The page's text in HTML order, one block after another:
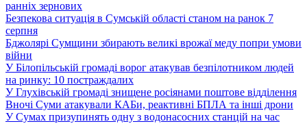
ранніх зернових
Безпекова ситуація в Сумській області станом на ранок 7
серпня
Бджолярі Сумщини збирають великі врожаї меду попри умови
війни
У Білопільській громаді ворог атакував безпілотником людей
на ринку: 10 постраждалих
У Глухівській громаді знищене росіянами поштове відділення
Вночі Суми атакували КАБи, реактивні БПЛА та інші дрони
У Сумах призупинять одну з водонасосних станцій на час